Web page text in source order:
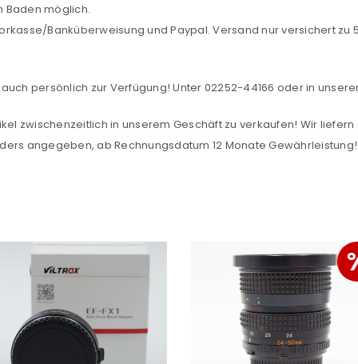
Baden möglich.
Banküberweisung und Paypal. Versand nur versichert
persönlich zur Verfügung! Unter 02252-44166 oder in
zwischenzeitlich in unserem Geschäft zu verkaufen! Wir
angegeben, ab Rechnungsdatum 12 Monate Gewährleistung!